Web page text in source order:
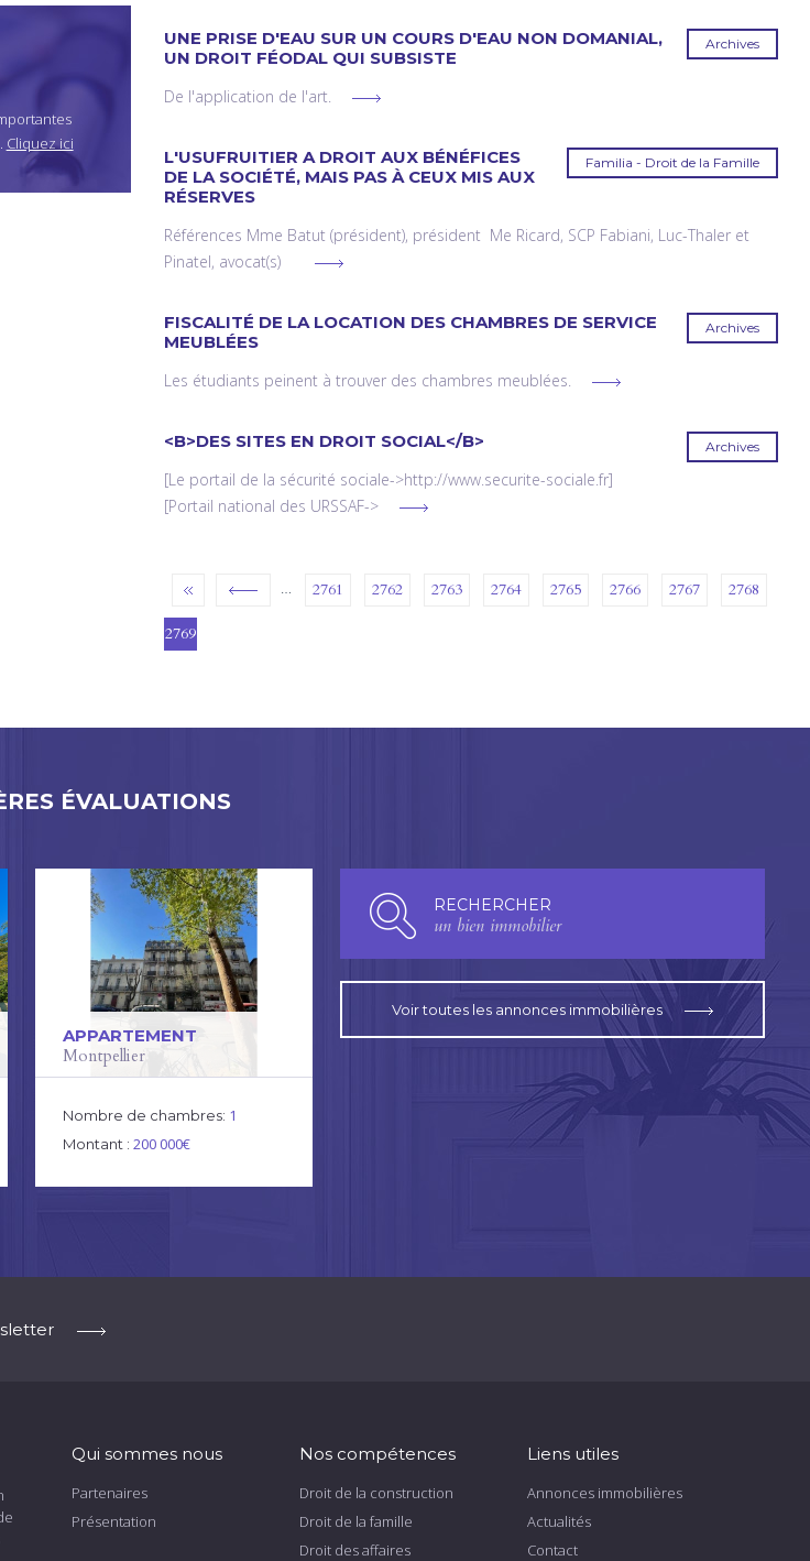
Cliquez ici
Archives
UNE PRISE D'EAU SUR UN COURS D'EAU NON DOMANIAL,
UN DROIT FÉODAL QUI SUBSISTE
De l'application de l'art.
Familia - Droit de la Famille
L'USUFRUITIER A DROIT AUX BÉNÉFICES
DE LA SOCIÉTÉ, MAIS PAS À CEUX MIS AUX
RÉSERVES
Références Mme Batut (président), président Me Ricard, SCP Fabiani, Luc-Thaler et
Pinatel, avocat(s)
Archives
FISCALITÉ DE LA LOCATION DES CHAMBRES DE SERVICE
MEUBLÉES
Les étudiants peinent à trouver des chambres meublées.
Archives
<B>DES SITES EN DROIT SOCIAL</B>
[Le portail de la sécurité sociale->http://www.securite-sociale.fr]
[Portail national des URSSAF->
… 2761 2762 2763 2764 2765 2766 2767 2768
2769
ÉVALUATIONS
APPARTEMENT
Montpellier
Nombre de chambres: 1
Montant : 200 000€
RECHERCHER
un bien immobilier
Voir toutes les annonces immobilières
Qui sommes nous
Partenaires
Présentation
Nos compétences
Droit de la construction
Droit de la famille
Droit des affaires
Liens utiles
Annonces immobilières
Actualités
Contact